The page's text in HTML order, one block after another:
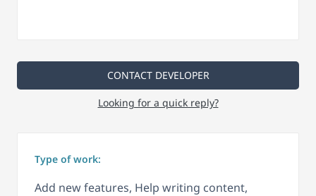
CONTACT DEVELOPER
Looking for a quick reply?
Type of work:
Add new features, Help writing content,